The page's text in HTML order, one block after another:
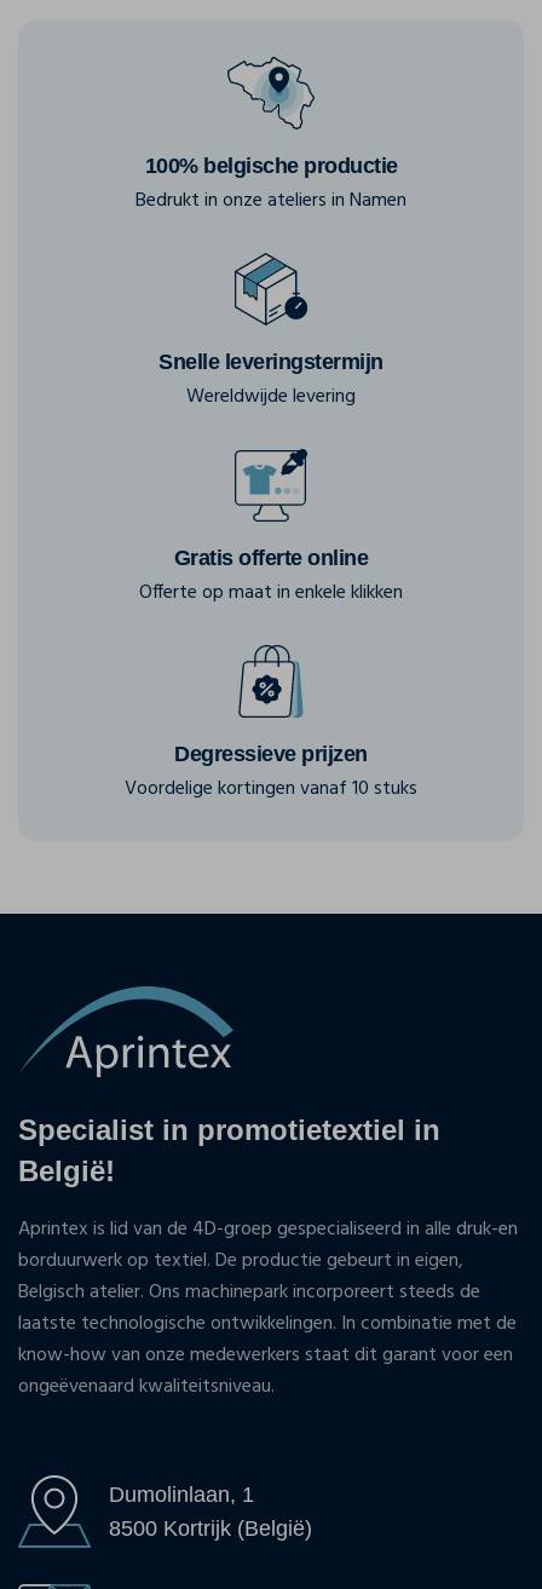
100% belgische productie
Bedrukt in onze ateliers in Namen
Snelle leveringstermijn
Wereldwijde levering
Gratis offerte online
Offerte op maat in enkele klikken
Degressieve prijzen
Voordelige kortingen vanaf 10 stuks
Specialist in promotietextiel in
België!
Aprintex is lid van de 4D-groep gespecialiseerd in alle druk-en
borduurwerk op textiel. De productie gebeurt in eigen,
Belgisch atelier. Ons machinepark incorporeert steeds de
laatste technologische ontwikkelingen. In combinatie met de
know-how van onze medewerkers staat dit garant voor een
ongeëvenaard kwaliteitsniveau.
Dumolinlaan, 1
8500 Kortrijk (België)